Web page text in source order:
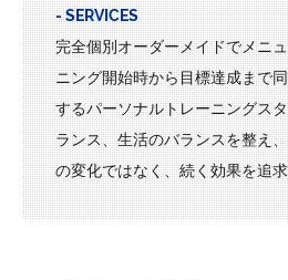
- SERVICES
完全個別オーダーメイドでメニ
ニング開始時から目標達成まで
するパーソナルトレーニングス
ランス、生活のバランスを整え
の変化ではなく、続く効果を追